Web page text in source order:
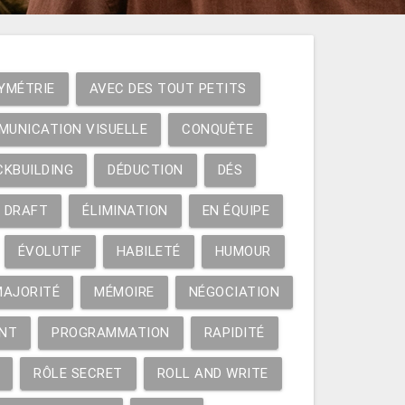
AVEC DES TOUT PETITS
VISUELLE CONQUÊTE
DÉDUCTION DÉS
DRAFT ÉLIMINATION EN ÉQUIPE
ÉVOLUTIF HABILETÉ HUMOUR
MÉMOIRE NÉGOCIATION
PROGRAMMATION RAPIDITÉ
RÔLE SECRET ROLL AND WRITE